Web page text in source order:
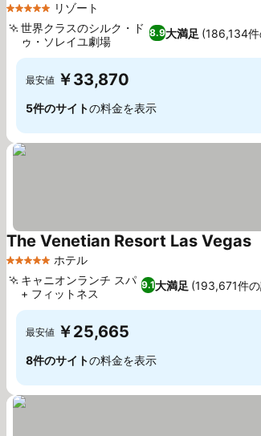
5 ホテルのランクリゾート
8.9大満足 (186,134
世界クラスのシルク・ド
ゥ・ソレイユ劇場
最安値 ￥33,870
5件のサイトの料金を表示
5 ホテルのランク
ホテル
The Venetian Resort Las Vegas
9.1大満足 (193,671件
キャニオンランチ スパ
+ フィットネス
最安値 ￥25,665
8件のサイトの料金を表示